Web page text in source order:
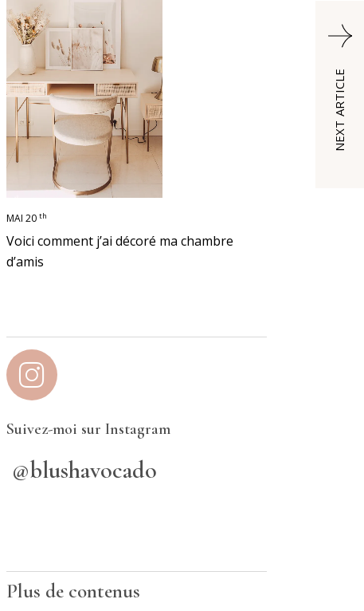
MAI 20 th
Voici comment j’ai décoré ma chambre
d’amis
Suivez-moi sur Instagram
@blushavocado
Plus de contenus
NEXT ARTICLE